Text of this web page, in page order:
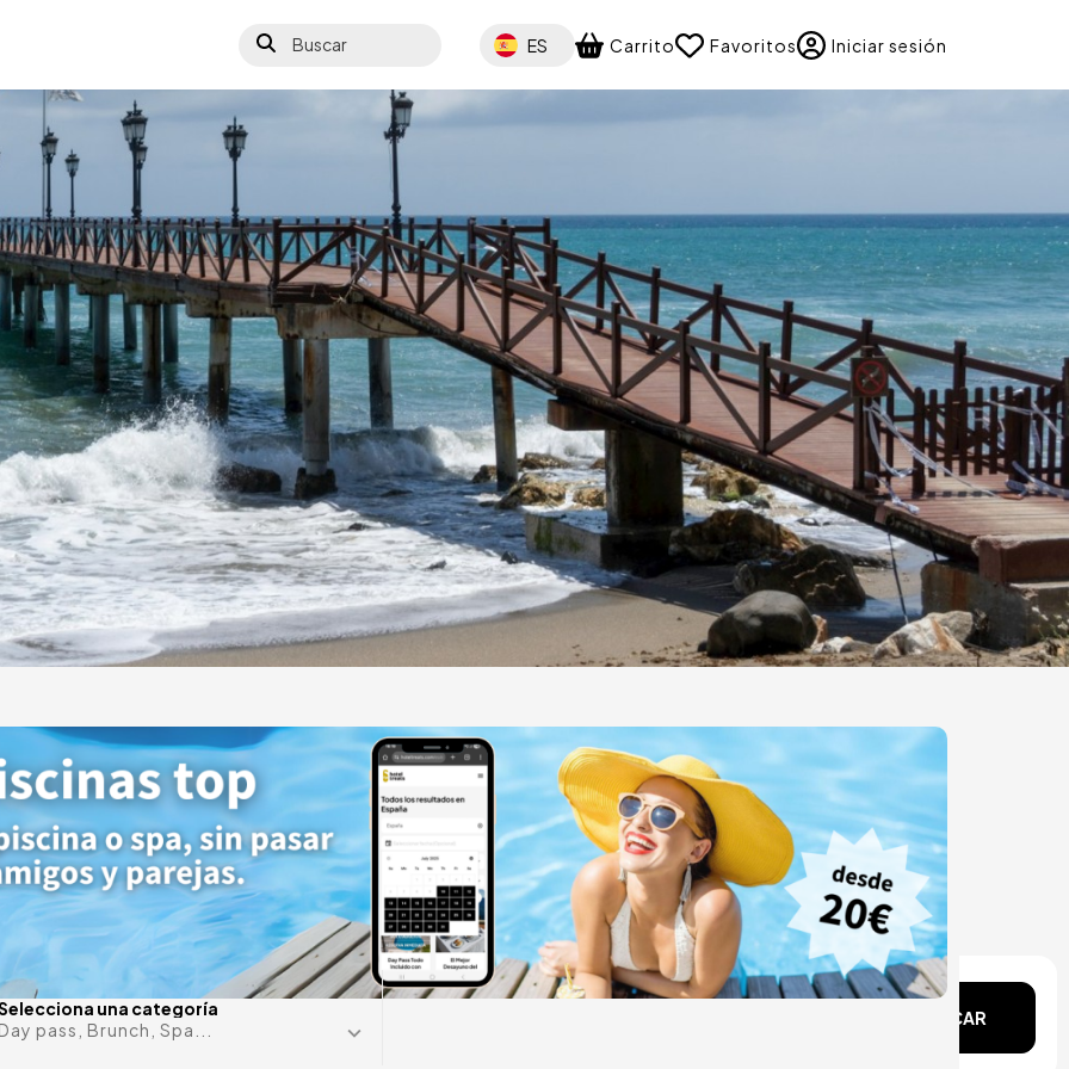
Buscar Select your language
ES Carrito Favoritos Iniciar sesión
lujo
una categoría
Day pass, Brunch, Spa...
¿Alguna fecha?
BUSCAR